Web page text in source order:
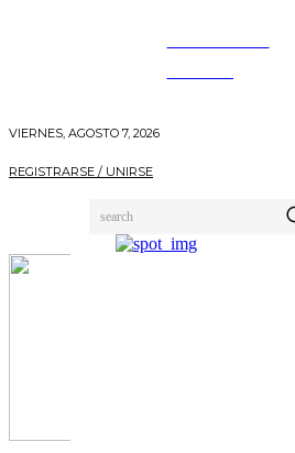
VIERNES, AGOSTO 7, 2026
REGISTRARSE / UNIRSE
search